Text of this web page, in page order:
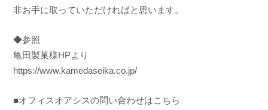
非お手に取っていただければと思います。
◆参照
亀田製菓様HPより
https://www.kamedaseika.co.jp/
■オフィスオアシスの問い合わせはこちら